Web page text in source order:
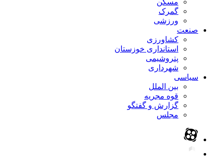
مسکن
گمرک
ورزشی
صنعت
کشاورزی
استانداری خوزستان
پتروشیمی
شهرداری
سیاسی
بین الملل
قوه مجریه
گزارش و گفتگو
مجلس